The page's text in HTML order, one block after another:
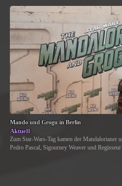
Mando und Grogu in Berlin
Aktuell
Zum Star-Wars-Tag kamen der Mandalorianer
Pedro Pascal, Sigourney Weaver und